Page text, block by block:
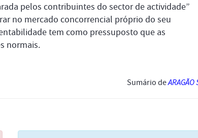
pelos contribuintes do sector de actividade”
no mercado concorrencial próprio do seu
tem como pressuposto que as
normais.
Sumário deARAGÃO